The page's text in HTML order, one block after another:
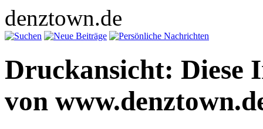
denztown.de
Druckansicht: Diese
von